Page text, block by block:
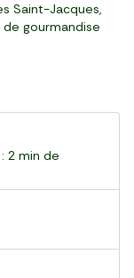
Saint-Jacques,
gourmandise
2 min de